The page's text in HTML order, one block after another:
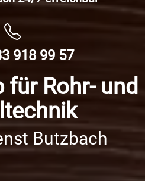
918 99 57
für Rohr- und
Butzbach